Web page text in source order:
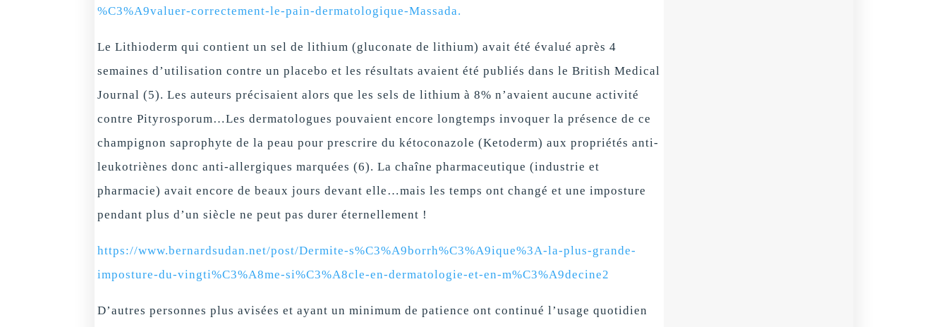
%C3%A9valuer-correctement-le-pain-dermatologique-Massada.
Le Lithioderm qui contient un sel de lithium (gluconate de lithium) avait été évalué après 4
semaines d’utilisation contre un placebo et les résultats avaient été publiés dans le British Medical
Journal (5). Les auteurs précisaient alors que les sels de lithium à 8% n’avaient aucune activité
contre Pityrosporum…Les dermatologues pouvaient encore longtemps invoquer la présence de ce
champignon saprophyte de la peau pour prescrire du kétoconazole (Ketoderm) aux propriétés anti-
leukotriènes donc anti-allergiques marquées (6). La chaîne pharmaceutique (industrie et
pharmacie) avait encore de beaux jours devant elle…mais les temps ont changé et une imposture
pendant plus d’un siècle ne peut pas durer éternellement !
https://www.bernardsudan.net/post/Dermite-s%C3%A9borrh%C3%A9ique%3A-la-plus-grande-
imposture-du-vingti%C3%A8me-si%C3%A8cle-en-dermatologie-et-en-m%C3%A9decine2
D’autres personnes plus avisées et ayant un minimum de patience ont continué l’usage quotidien